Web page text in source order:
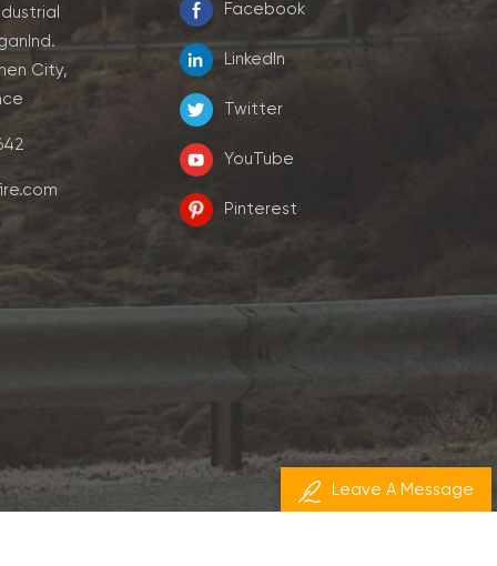
City,
Facebook
LinkedIn
Twitter
YouTube
Pinterest
Leave A Message